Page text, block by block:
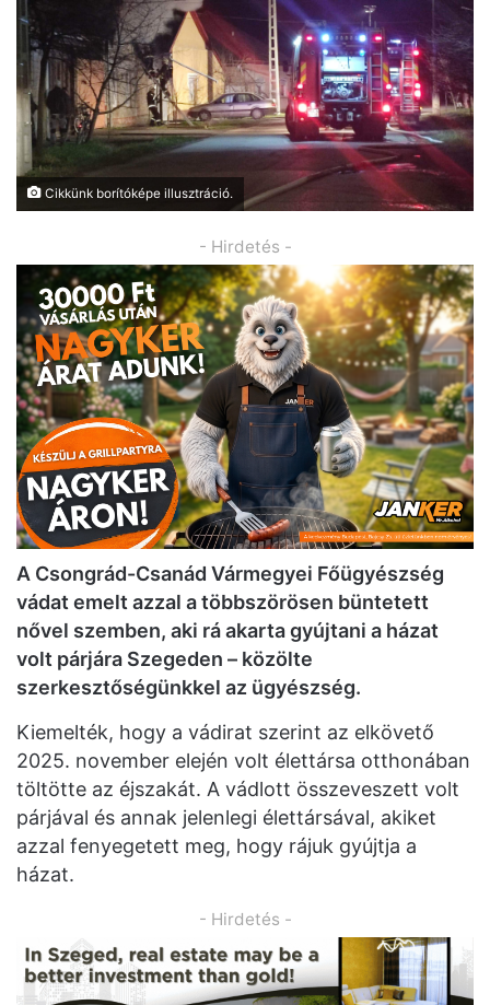
Cikkünk borítóképe illusztráció.
- Hirdetés -
A Csongrád-Csanád Vármegyei Főügyészség
vádat emelt azzal a többszörösen büntetett
nővel szemben, aki rá akarta gyújtani a házat
volt párjára Szegeden – közölte
szerkesztőségünkkel az ügyészség.
Kiemelték, hogy a vádirat szerint az elkövető
2025. november elején volt élettársa otthonában
töltötte az éjszakát. A vádlott összeveszett volt
párjával és annak jelenlegi élettársával, akiket
azzal fenyegetett meg, hogy rájuk gyújtja a
házat.
- Hirdetés -